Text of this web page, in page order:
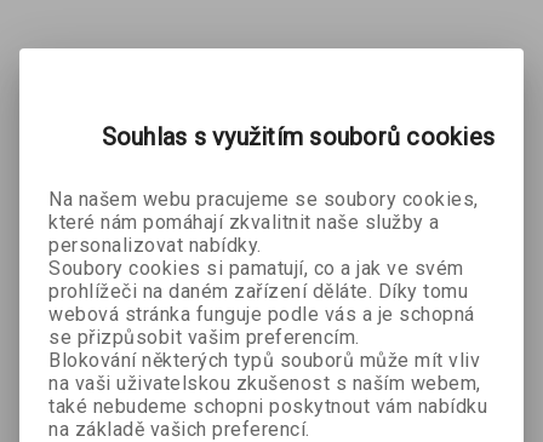
Obálka
barevná -
balonky
Obálka
barevná -
mandala
barevná -
žluté
Souhlas s využitím souborů cookies
Na našem webu pracujeme se soubory cookies,
které nám pomáhají zkvalitnit naše služby a
personalizovat nabídky.
Soubory cookies si pamatují, co a jak ve svém
prohlížeči na daném zařízení děláte. Díky tomu
webová stránka funguje podle vás a je schopná
se přizpůsobit vašim preferencím.
Blokování některých typů souborů může mít vliv
na vaši uživatelskou zkušenost s naším webem,
také nebudeme schopni poskytnout vám nabídku
na základě vašich preferencí.